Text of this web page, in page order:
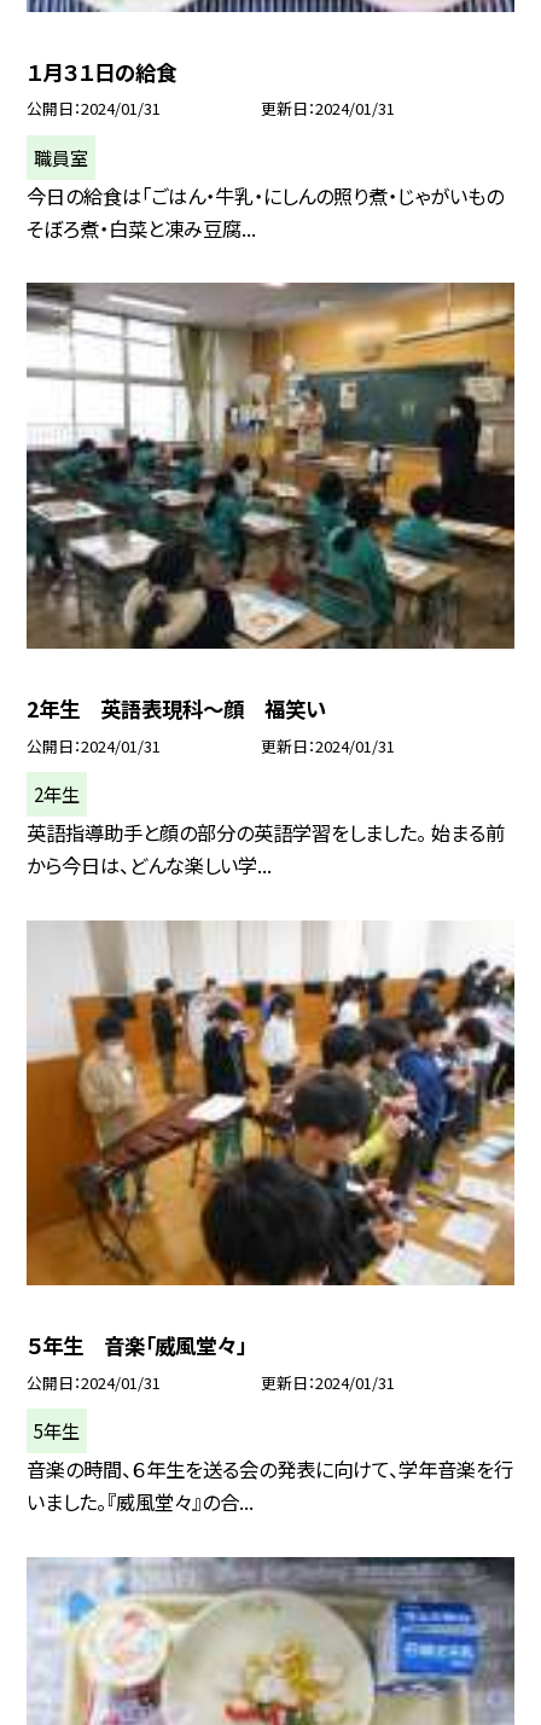
１月３１日の給食
公開日 2024/01/31 更新日 2024/01/31
職員室
今日の給食は「ごはん・牛乳・にしんの照り煮・じゃがいもの
そぼろ煮・白菜と凍み豆腐...
2年生 英語表現科〜顔 福笑い
公開日 2024/01/31 更新日 2024/01/31
2年生
英語指導助手と顔の部分の英語学習をしました。 始まる前
から今日は、どんな楽しい学...
５年生 音楽「威風堂々」
公開日 2024/01/31 更新日 2024/01/31
5年生
音楽の時間、６年生を送る会の発表に向けて、学年音楽を行
いました。『威風堂々』の合...